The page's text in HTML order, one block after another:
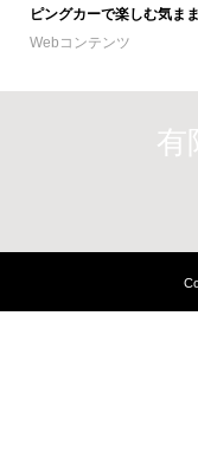
ピングカーで楽しむ気ま
Webコンテンツ
有